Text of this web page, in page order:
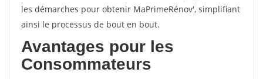
les démarches pour obtenir MaPrimeRénov', simplifiant
ainsi le processus de bout en bout.
Avantages pour les
Consommateurs